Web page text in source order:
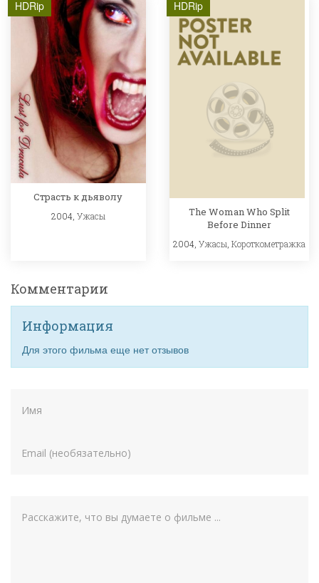
HDRip
Страсть к дьяволу
2004, Ужасы
HDRip
The Woman Who Split
Before Dinner
2004,Ужасы ,Короткометражка
Комментарии
Информация
Для этого фильма еще нет отзывов